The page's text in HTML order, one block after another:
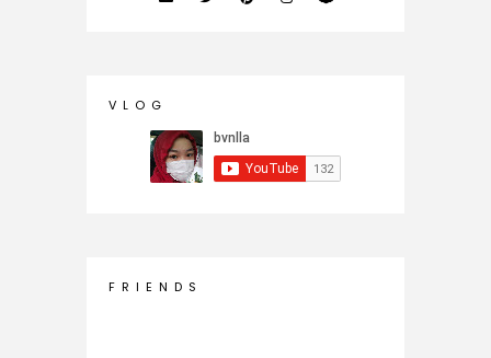
V L O G
F R I E N D S